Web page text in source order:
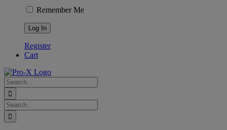
Remember Me
Register
Cart
Search
for:
Search
for: